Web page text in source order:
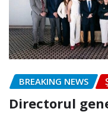
BREAKING NEWS
Directorul